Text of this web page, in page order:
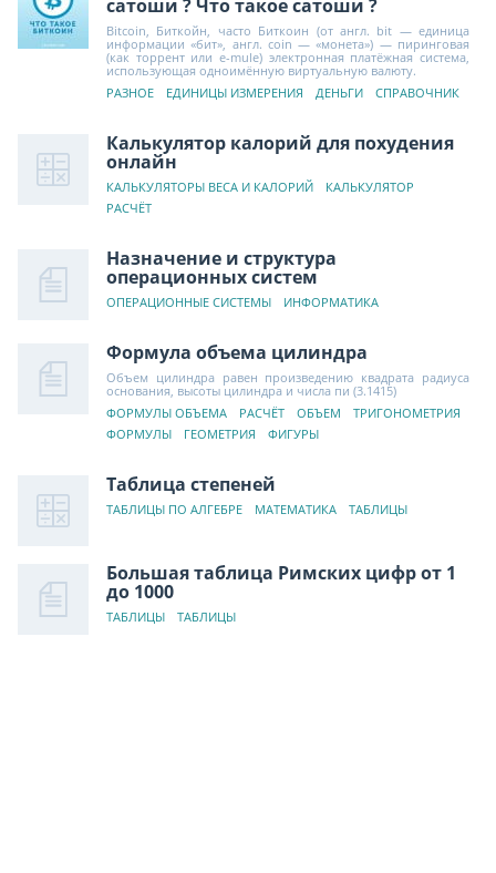
сатоши ? Что такое сатоши ?
Bitcoin, Биткойн, часто Биткоин (от англ. bit — единица
информации «бит», англ. coin — «монета») — пиринговая
(как торрент или e-mule) электронная платёжная система,
использующая одноимённую виртуальную валюту.
РАЗНОЕ
ЕДИНИЦЫ ИЗМЕРЕНИЯ ДЕНЬГИ СПРАВОЧНИК
Калькулятор калорий для похудения
онлайн
КАЛЬКУЛЯТОРЫ ВЕСА И КАЛОРИЙ
КАЛЬКУЛЯТОР
РАСЧЁТ
Назначение и структура
операционных систем
ОПЕРАЦИОННЫЕ СИСТЕМЫ ИНФОРМАТИКА
Формула объема цилиндра
Объем цилиндра равен произведению квадрата радиуса
основания, высоты цилиндра и числа пи (3.1415)
ФОРМУЛЫ ОБЪЕМА
РАСЧЁТ ОБЪЕМ
ТРИГОНОМЕТРИЯ
ФОРМУЛЫ
ГЕОМЕТРИЯ ФИГУРЫ
Таблица степеней
ТАБЛИЦЫ ПО АЛГЕБРЕ МАТЕМАТИКА ТАБЛИЦЫ
Большая таблица Римских цифр от 1
до 1000
ТАБЛИЦЫ ТАБЛИЦЫ